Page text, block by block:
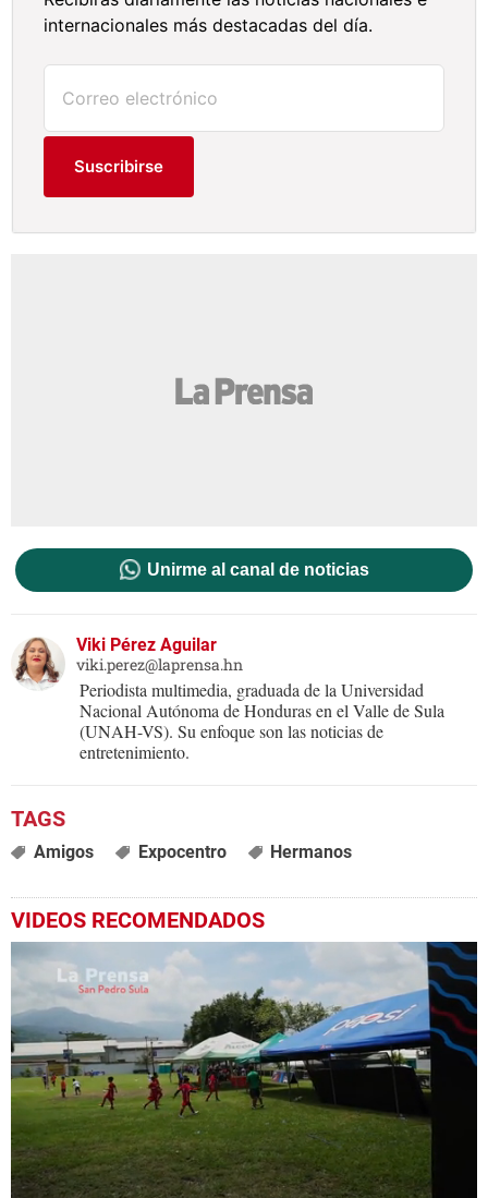
internacionales más destacadas del día.
Suscribirse
Unirme al canal de noticias
Viki Pérez Aguilar
viki.perez@laprensa.hn
Periodista multimedia, graduada de la Universidad
Nacional Autónoma de Honduras en el Valle de Sula
(UNAH-VS). Su enfoque son las noticias de
entretenimiento.
Amigos Expocentro Hermanos
VIDEOS RECOMENDADOS